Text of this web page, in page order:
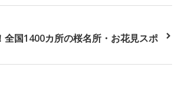
全国1400カ所の桜名所・お花見スポ